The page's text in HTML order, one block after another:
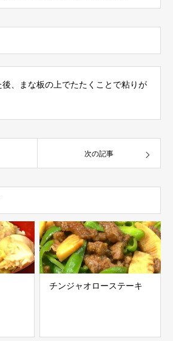
、まな板の上でたたくことで粘りが
次の記事
チンジャオローステーキ